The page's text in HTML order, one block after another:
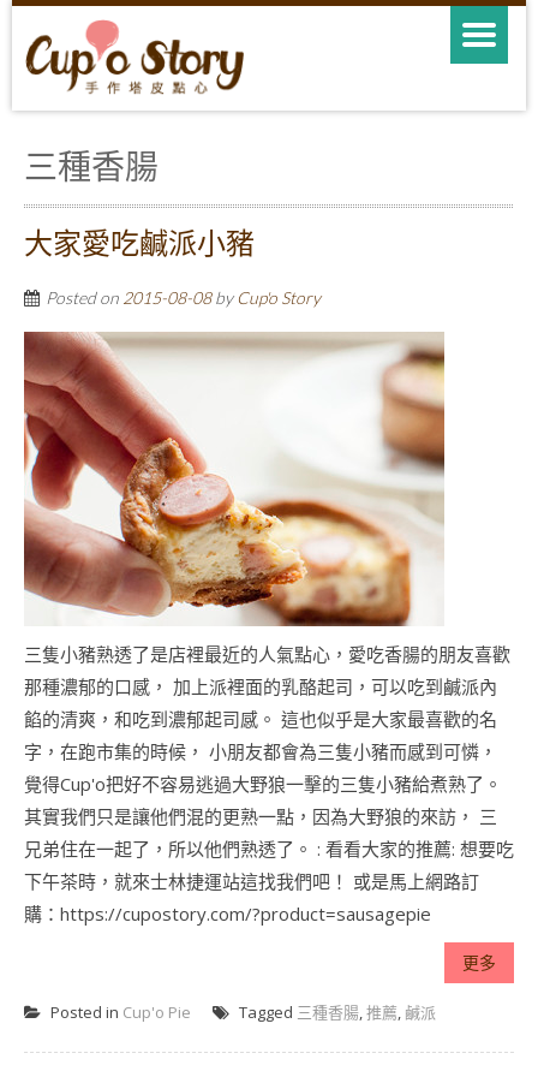
三種香腸
大家愛吃鹹派小豬
Posted on 2015-08-08by Cup'o Story
三隻小豬熟透了是店裡最近的人氣點心，愛吃香腸的朋友喜歡
那種濃郁的口感， 加上派裡面的乳酪起司，可以吃到鹹派內
餡的清爽，和吃到濃郁起司感。 這也似乎是大家最喜歡的名
字，在跑市集的時候， 小朋友都會為三隻小豬而感到可憐，
覺得Cup'o把好不容易逃過大野狼一擊的三隻小豬給煮熟了。
其實我們只是讓他們混的更熟一點，因為大野狼的來訪， 三
兄弟住在一起了，所以他們熟透了。 : 看看大家的推薦: 想要吃
下午茶時，就來士林捷運站這找我們吧！ 或是馬上網路訂
購：https://cupostory.com/?product=sausagepie
更多
Posted in Cup'o Pie Tagged 三種香腸,推薦, 鹹派